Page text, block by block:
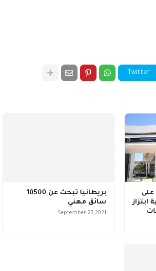
Twitter
على
ابتزاز
بريطانيا تبحث عن 10500
سائق مهني
September 27, 2021